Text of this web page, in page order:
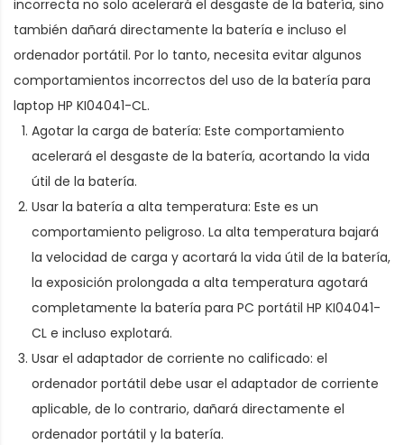
incorrecta no solo acelerará el desgaste de la batería, sino
también dañará directamente la batería e incluso el
ordenador portátil. Por lo tanto, necesita evitar algunos
comportamientos incorrectos del uso de la batería para
laptop HP KI04041-CL.
Agotar la carga de batería: Este comportamiento
acelerará el desgaste de la batería, acortando la vida
útil de la batería.
Usar la batería a alta temperatura: Este es un
comportamiento peligroso. La alta temperatura bajará
la velocidad de carga y acortará la vida útil de la batería,
la exposición prolongada a alta temperatura agotará
completamente la batería para PC portátil HP KI04041-
CL e incluso explotará.
Usar el adaptador de corriente no calificado: el
ordenador portátil debe usar el adaptador de corriente
aplicable, de lo contrario, dañará directamente el
ordenador portátil y la batería.